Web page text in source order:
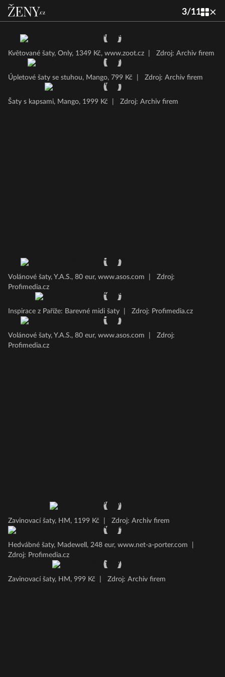
3/11
Květované šaty, Only, 1349 Kč, www.zoot.cz Zdroj: Archiv firem
Úpletové šaty se stuhou, Mango, 799 Kč Zdroj: Archiv firem
Šaty s kapsami, Mango, 1999 Kč Zdroj: Archiv firem
Volánové šaty, Y.A.S., 80 eur, www.asos.com
Zdroj:
Profimedia.cz
Inspirace z Paříže: Barevné midi šaty Zdroj: Profimedia.cz
Volánové šaty, Y.A.S., 80 eur, www.asos.com
Zdroj:
Profimedia.cz
Zavinovací šaty, HM, 1199 Kč Zdroj: Archiv firem
Hedvábné šaty, Madewell, 248 eur, www.net-a-porter.com
Zdroj: Profimedia.cz
Zavinovací šaty, HM, 999 Kč Zdroj: Archiv firem